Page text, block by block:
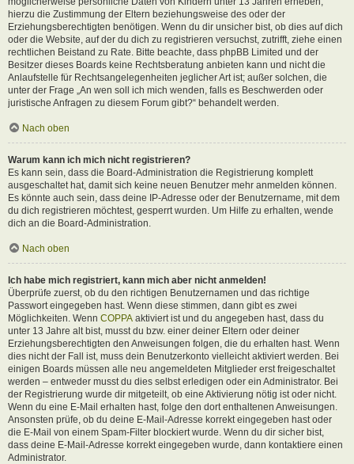
hierzu die Zustimmung der Eltern beziehungsweise des oder der
Erziehungsberechtigten benötigen. Wenn du dir unsicher bist, ob dies auf dich
oder die Website, auf der du dich zu registrieren versuchst, zutrifft, ziehe einen
rechtlichen Beistand zu Rate. Bitte beachte, dass phpBB Limited und der
Besitzer dieses Boards keine Rechtsberatung anbieten kann und nicht die
Anlaufstelle für Rechtsangelegenheiten jeglicher Art ist; außer solchen, die
unter der Frage „An wen soll ich mich wenden, falls es Beschwerden oder
juristische Anfragen zu diesem Forum gibt?“ behandelt werden.
Nach oben
Warum kann ich mich nicht registrieren?
Es kann sein, dass die Board-Administration die Registrierung komplett
ausgeschaltet hat, damit sich keine neuen Benutzer mehr anmelden können.
Es könnte auch sein, dass deine IP-Adresse oder der Benutzername, mit dem
du dich registrieren möchtest, gesperrt wurden. Um Hilfe zu erhalten, wende
dich an die Board-Administration.
Nach oben
Ich habe mich registriert, kann mich aber nicht anmelden!
Überprüfe zuerst, ob du den richtigen Benutzernamen und das richtige
Passwort eingegeben hast. Wenn diese stimmen, dann gibt es zwei
Möglichkeiten. Wenn COPPA aktiviert ist und du angegeben hast, dass du
unter 13 Jahre alt bist, musst du bzw. einer deiner Eltern oder deiner
Erziehungsberechtigten den Anweisungen folgen, die du erhalten hast. Wenn
dies nicht der Fall ist, muss dein Benutzerkonto vielleicht aktiviert werden. Bei
einigen Boards müssen alle neu angemeldeten Mitglieder erst freigeschaltet
werden – entweder musst du dies selbst erledigen oder ein Administrator. Bei
der Registrierung wurde dir mitgeteilt, ob eine Aktivierung nötig ist oder nicht.
Wenn du eine E-Mail erhalten hast, folge den dort enthaltenen Anweisungen.
Ansonsten prüfe, ob du deine E-Mail-Adresse korrekt eingegeben hast oder
die E-Mail von einem Spam-Filter blockiert wurde. Wenn du dir sicher bist,
dass deine E-Mail-Adresse korrekt eingegeben wurde, dann kontaktiere einen
Administrator.